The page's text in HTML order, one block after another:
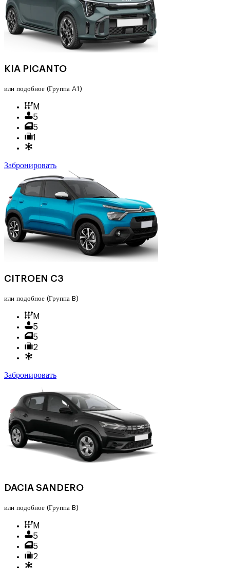
KIA PICANTO
или подобное (Группа A1)
M
5
5
1
Забронировать
CITROEN C3
или подобное (Группа B)
M
5
5
2
Забронировать
DACIA SANDERO
или подобное (Группа B)
M
5
5
2